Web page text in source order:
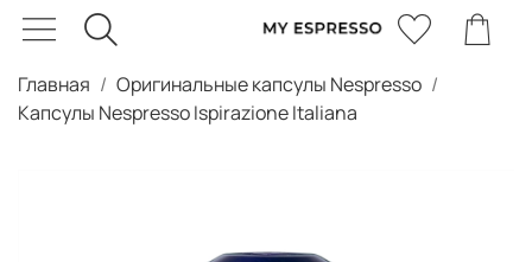
Главная
Оригинальные капсулы Nespresso
Капсулы Nespresso Ispirazione Italiana